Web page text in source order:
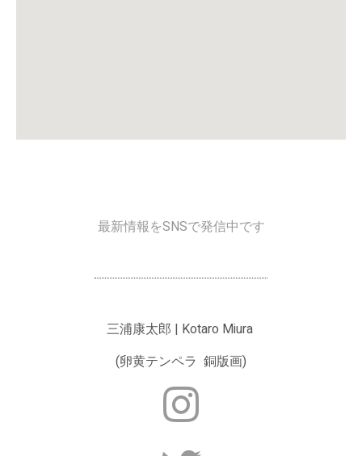
最新情報をSNSで発信中です
三浦康太郎 | Kotaro Miura
(卵黄テンペラ 銅版画)